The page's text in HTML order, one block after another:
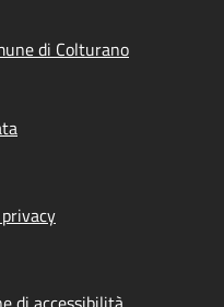
di Colturano